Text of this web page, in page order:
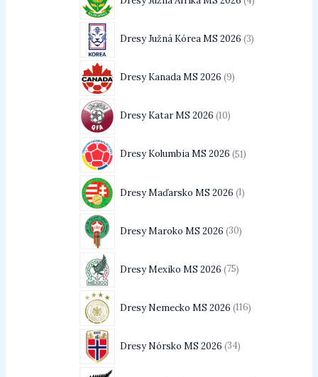
Dresy Južná Kórea MS 2026 3
Dresy Kanada MS 2026 9
Dresy Katar MS 2026 10
Dresy Kolumbia MS 2026 51
Dresy Maďarsko MS 2026 1
Dresy Maroko MS 2026 30
Dresy Mexiko MS 2026 75
Dresy Nemecko MS 2026 116
Dresy Nórsko MS 2026 34